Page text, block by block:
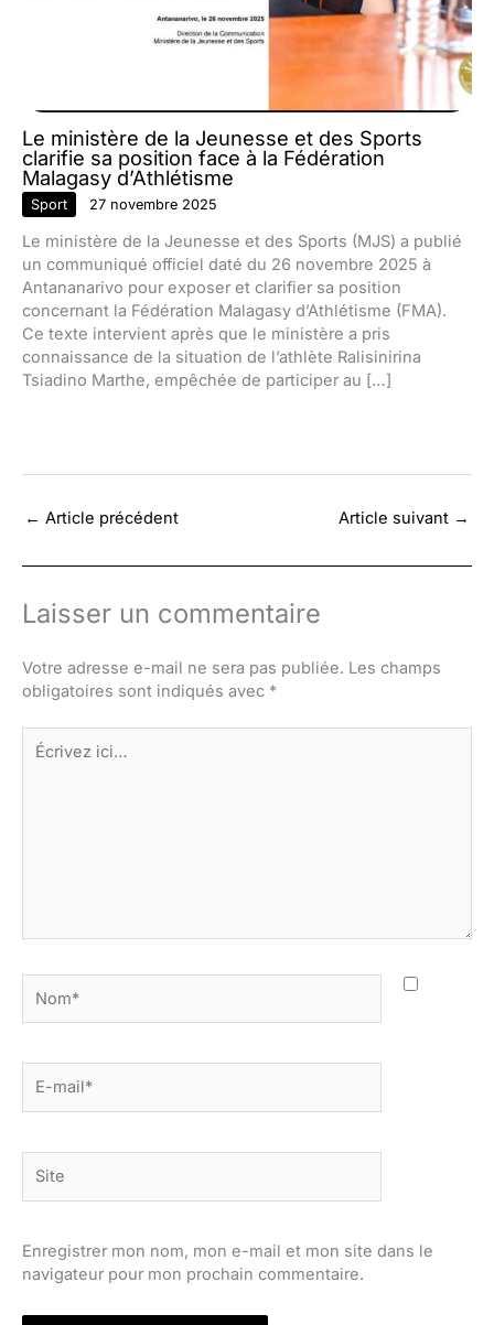
Le ministère de la Jeunesse et des Sports
clarifie sa position face à la Fédération
Malagasy d’Athlétisme
Sport 27 novembre 2025
Le ministère de la Jeunesse et des Sports (MJS) a publié
un communiqué officiel daté du 26 novembre 2025 à
Antananarivo pour exposer et clarifier sa position
concernant la Fédération Malagasy d’Athlétisme (FMA).
Ce texte intervient après que le ministère a pris
connaissance de la situation de l’athlète Ralisinirina
Tsiadino Marthe, empêchée de participer au […]
← Article précédent Article suivant →
Laisser un commentaire
Votre adresse e-mail ne sera pas publiée. Les champs
obligatoires sont indiqués avec *
Écrivez
ici…
mail*
Enregistrer mon nom, mon e-mail et mon site dans le
navigateur pour mon prochain commentaire.